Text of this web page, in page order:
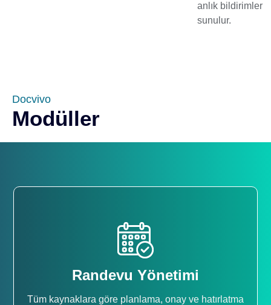
anlık bildirimler
sunulur.
Docvivo
Modüller
Randevu Yönetimi
Tüm kaynaklara göre planlama, onay ve hatırlatma